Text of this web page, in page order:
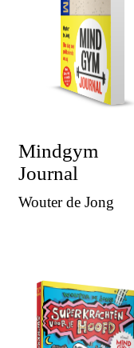
Mindgym
Journal
Wouter de Jong